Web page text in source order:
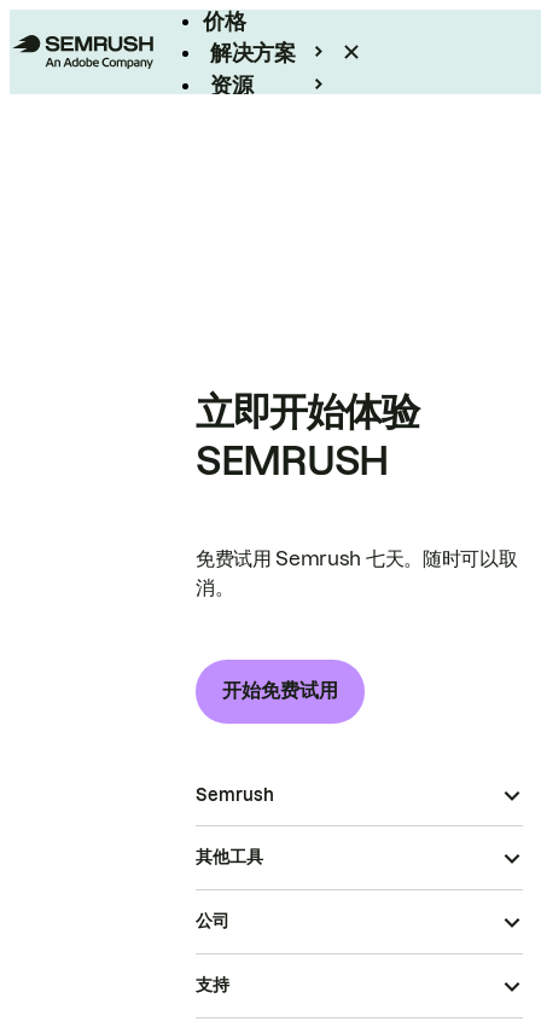
价格
解决方案
资源
立即开始体验
SEMRUSH
免费试用 Semrush 七天。随时可以取
消。
开始免费试用
Semrush
其他工具
公司
支持